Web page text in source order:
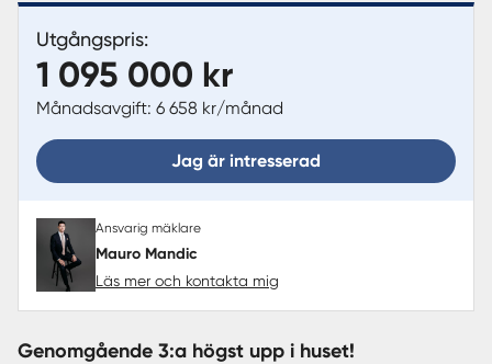
Utgångspris:
1 095 000 kr
Månadsavgift: 6 658 kr/månad
Jag är intresserad
Ansvarig mäklare
Mauro Mandic
Läs mer och kontakta mig
Genomgående 3:a högst upp i huset!